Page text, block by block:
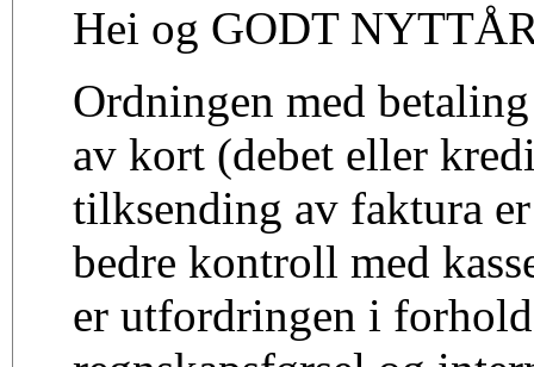
Hei og GODT
Ordningen med
av kort (debet eller
tilksending av faktura
bedre kontroll med
er utfordringen i